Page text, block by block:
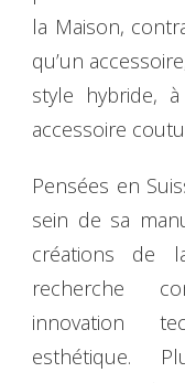
la Maison,
qu’un
style hybride,
accessoire
Pensées en
sein de sa
créations de
recherche
innovation
esthétique.